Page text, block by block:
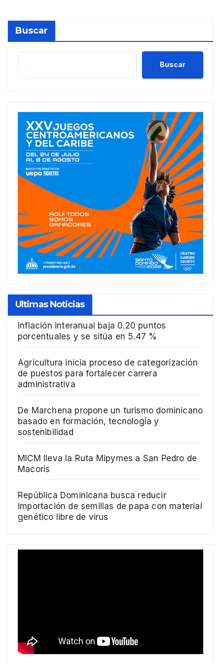
Buscar
Buscar
Ultimas Noticias
Inflación interanual baja 0.20 puntos
porcentuales y se sitúa en 5.47 %
Agricultura inicia proceso de categorización
de puestos para fortalecer carrera
administrativa
De Marchena propone un turismo dominicano
basado en formación, tecnología y
sostenibilidad
MICM lleva la Ruta Mipymes a San Pedro de
Macorís
República Dominicana busca reducir
importación de semillas de papa con material
genético libre de virus